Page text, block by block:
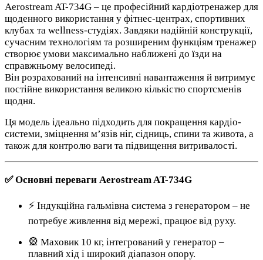
Aerostream AT-734G – це професійний кардіотренажер для
щоденного використання у фітнес-центрах, спортивних
клубах та wellness-студіях. Завдяки надійній конструкції,
сучасним технологіям та розширеним функціям тренажер
створює умови максимально наближені до їзди на
справжньому велосипеді.
Він розрахований на інтенсивні навантаження й витримує
постійне використання великою кількістю спортсменів
щодня.
Ця модель ідеально підходить для покращення кардіо-
системи, зміцнення м’язів ніг, сідниць, спини та живота, а
також для контролю ваги та підвищення витривалості.
✅ Основні переваги Aerostream AT-734G
⚡ Індукційна гальмівна система з генератором – не
потребує живлення від мережі, працює від руху.
🎡 Маховик 10 кг, інтегрований у генератор –
плавний хід і широкий діапазон опору.